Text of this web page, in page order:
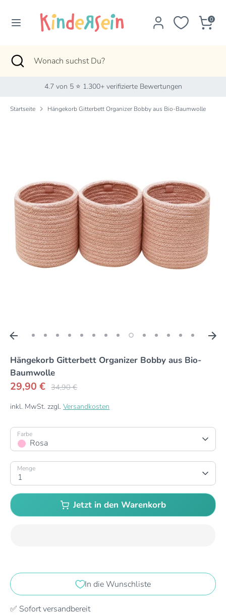
zum
Inhalt
0
suchst
Suchen Wonach
Suche
schließen
4.7 von 5 ⭐ 1.300+ verifizierte Bewertungen
Startseite Hängekorb Gitterbett Organizer Bobby aus Bio-Baumwolle
Hängekorb Gitterbett Organizer Bobby aus Bio-
Baumwolle
29,90 € Regulärer
34,90 €
inkl. MwSt. zzgl. Versandkosten
Farbe
Rosa
Menge
1
Jetzt in den Warenkorb
In die Wunschliste
✅ Sofort versandbereit